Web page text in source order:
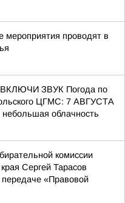
мероприятия проводят в
ЗВУК Погода по
ЦГМС: 7 АВГУСТА
небольшая облачность
комиссии
Сергей Тарасов
передаче «Правовой